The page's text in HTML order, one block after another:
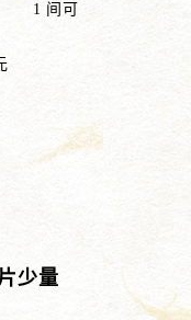
间可
少量